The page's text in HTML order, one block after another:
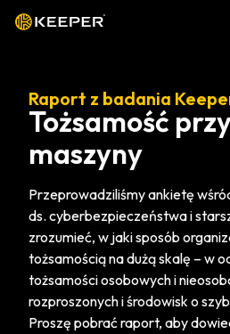
Raport z badania
Tożsamość
maszyny
Przeprowadziliśmy ankietę
ds. cyberbezpieczeństwa i
zrozumieć, w jaki sposób
tożsamością na dużą skalę – w
tożsamości osobowych i
rozproszonych i środowisk o
Proszę pobrać raport, aby